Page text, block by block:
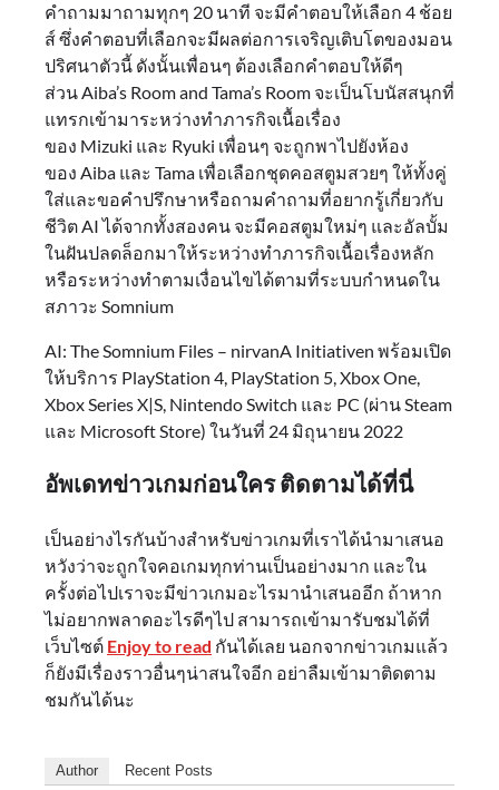
คำถามมาถามทุกๆ 20 นาที จะมีคำตอบให้เลือก 4 ช้อย
ส์ ซึ่งคำตอบที่เลือกจะมีผลต่อการเจริญเติบโตของมอน
ปริศนาตัวนี้ ดังนั้นเพื่อนๆ ต้องเลือกคำตอบให้ดีๆ
ส่วน Aiba’s Room and Tama’s Room จะเป็นโบนัสสนุกที่
แทรกเข้ามาระหว่างทำภารกิจเนื้อเรื่อง
ของ Mizuki และ Ryuki เพื่อนๆ จะถูกพาไปยังห้อง
ของ Aiba และ Tama เพื่อเลือกชุดคอสตูมสวยๆ ให้ทั้งคู่
ใส่และขอคำปรึกษาหรือถามคำถามที่อยากรู้เกี่ยวกับ
ชีวิต AI ได้จากทั้งสองคน จะมีคอสตูมใหม่ๆ และอัลบั้ม
ในฝันปลดล็อกมาให้ระหว่างทำภารกิจเนื้อเรื่องหลัก
หรือระหว่างทำตามเงื่อนไขได้ตามที่ระบบกำหนดใน
สภาวะ Somnium
AI: The Somnium Files – nirvanA Initiativen พร้อมเปิด
ให้บริการ PlayStation 4, PlayStation 5, Xbox One,
Xbox Series X|S, Nintendo Switch และ PC (ผ่าน Steam
และ Microsoft Store) ในวันที่ 24 มิถุนายน 2022
อัพเดทข่าวเกมก่อนใคร ติดตามได้ที่นี่
เป็นอย่างไรกันบ้างสำหรับข่าวเกมที่เราได้นำมาเสนอ
หวังว่าจะถูกใจคอเกมทุกท่านเป็นอย่างมาก และใน
ครั้งต่อไปเราจะมีข่าวเกมอะไรมานำเสนออีก ถ้าหาก
ไม่อยากพลาดอะไรดีๆไป สามารถเข้ามารับชมได้ที่
เว็บไซต์ Enjoy to read กันได้เลย นอกจากข่าวเกมแล้ว
ก็ยังมีเรื่องราวอื่นๆน่าสนใจอีก อย่าลืมเข้ามาติดตาม
ชมกันได้นะ
Author Recent Posts